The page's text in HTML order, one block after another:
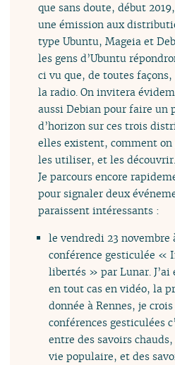
que sans doute, début
une émission aux
type Ubuntu, Mageia et
les gens d’Ubuntu
ci vu que, de toutes
la radio. On invitera
aussi Debian pour faire un
d’horizon sur ces trois
elles existent, comment
les utiliser, et les découvrir.
Je parcours encore
pour signaler deux
paraissent intéressants :
le vendredi 23 novembre
conférence gesticulée «
libertés » par Lunar. J’ai
en tout cas en vidéo, la
donnée à Rennes, je
conférences gesticulées
entre des savoirs
vie populaire, et des